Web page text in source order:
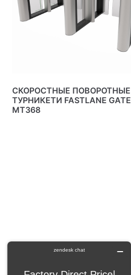
СКОРОСТНЫЕ ПОВОРОТНЫЕ
ТУРНИКЕТИ FASTLANE GATE
MT368